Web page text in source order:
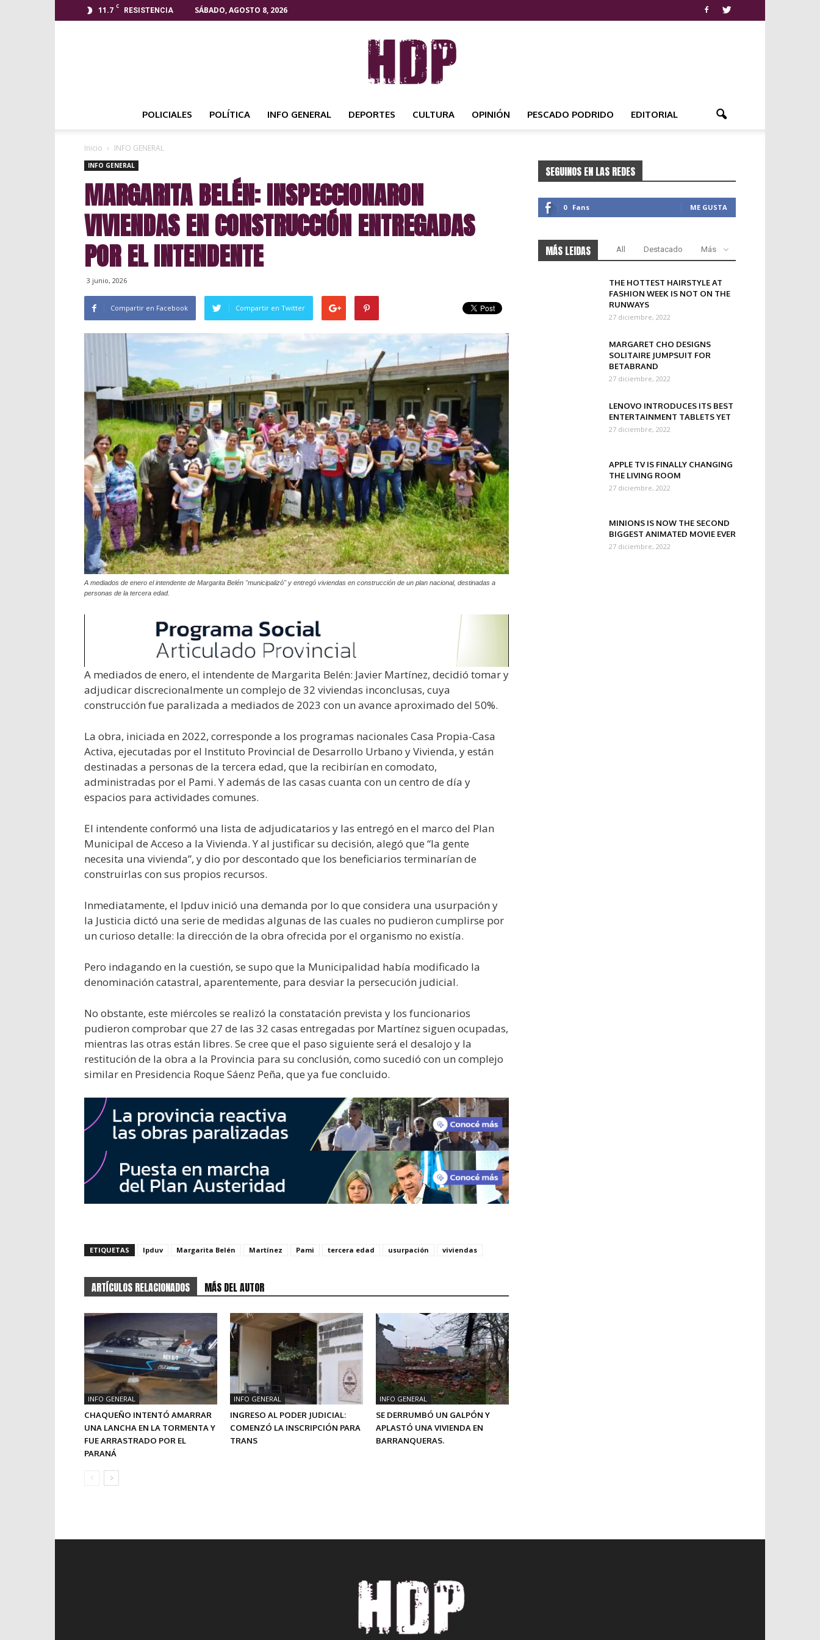
11.7 C
RESISTENCIA SÁBADO, AGOSTO 8, 2026
NOTICIAS
POLICIALES POLÍTICA INFO GENERAL DEPORTES CULTURA OPINIÓN PESCADO PODRIDO EDITORIAL
Inicio INFO GENERAL
INFO GENERAL
MARGARITA BELÉN: INSPECCIONARON
VIVIENDAS EN CONSTRUCCIÓN ENTREGADAS
POR EL INTENDENTE
3 junio, 2026
Compartir en Facebook Compartir en Twitter
A mediados de enero el intendente de Margarita Belén "municipalizó" y entregó viviendas en construcción de un plan nacional, destinadas a
personas de la tercera edad.
A mediados de enero, el intendente de Margarita Belén: Javier Martínez, decidió tomar y
adjudicar discrecionalmente un complejo de 32 viviendas inconclusas, cuya
construcción fue paralizada a mediados de 2023 con un avance aproximado del 50%.
La obra, iniciada en 2022, corresponde a los programas nacionales Casa Propia-Casa
Activa, ejecutadas por el Instituto Provincial de Desarrollo Urbano y Vivienda, y están
destinadas a personas de la tercera edad, que la recibirían en comodato,
administradas por el Pami. Y además de las casas cuanta con un centro de día y
espacios para actividades comunes.
El intendente conformó una lista de adjudicatarios y las entregó en el marco del Plan
Municipal de Acceso a la Vivienda. Y al justificar su decisión, alegó que “la gente
necesita una vivienda”, y dio por descontado que los beneficiarios terminarían de
construirlas con sus propios recursos.
Inmediatamente, el Ipduv inició una demanda por lo que considera una usurpación y
la Justicia dictó una serie de medidas algunas de las cuales no pudieron cumplirse por
un curioso detalle: la dirección de la obra ofrecida por el organismo no existía.
Pero indagando en la cuestión, se supo que la Municipalidad había modificado la
denominación catastral, aparentemente, para desviar la persecución judicial.
No obstante, este miércoles se realizó la constatación prevista y los funcionarios
pudieron comprobar que 27 de las 32 casas entregadas por Martínez siguen ocupadas,
mientras las otras están libres. Se cree que el paso siguiente será el desalojo y la
restitución de la obra a la Provincia para su conclusión, como sucedió con un complejo
similar en Presidencia Roque Sáenz Peña, que ya fue concluido.
ETIQUETAS Ipduv Margarita Belén Martínez Pami tercera edad usurpación viviendas
ARTÍCULOS RELACIONADOS MÁS DEL AUTOR
INFO GENERAL
CHAQUEÑO INTENTÓ AMARRAR
UNA LANCHA EN LA TORMENTA Y
FUE ARRASTRADO POR EL
PARANÁ
INFO GENERAL
INGRESO AL PODER JUDICIAL:
COMENZÓ LA INSCRIPCIÓN PARA
TRANS
INFO GENERAL
SE DERRUMBÓ UN GALPÓN Y
APLASTÓ UNA VIVIENDA EN
BARRANQUERAS.
SEGUINOS EN LAS REDES
0 Fans ME GUSTA
MÁS LEIDAS All Destacado Más
THE HOTTEST HAIRSTYLE AT
FASHION WEEK IS NOT ON THE
RUNWAYS
27 diciembre, 2022
MARGARET CHO DESIGNS
SOLITAIRE JUMPSUIT FOR
BETABRAND
27 diciembre, 2022
LENOVO INTRODUCES ITS BEST
ENTERTAINMENT TABLETS YET
27 diciembre, 2022
APPLE TV IS FINALLY CHANGING
THE LIVING ROOM
27 diciembre, 2022
MINIONS IS NOW THE SECOND
BIGGEST ANIMATED MOVIE EVER
27 diciembre, 2022